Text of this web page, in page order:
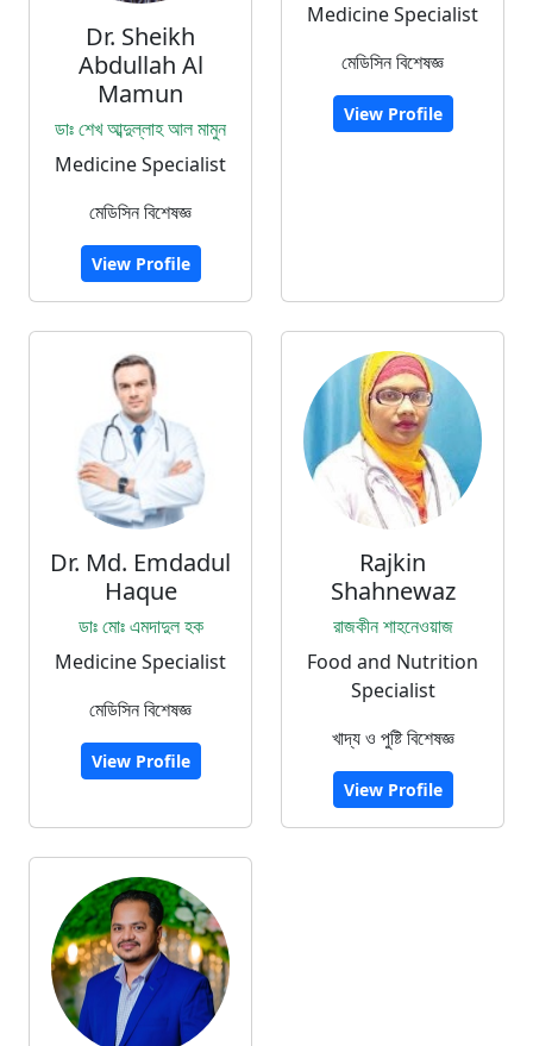
Dr. Sheikh
Abdullah Al
Mamun
ডাঃ শেখ আব্দুল্লাহ আল মামুন
Medicine Specialist
মেডিসিন বিশেষজ্ঞ
View Profile
Medicine Specialist
মেডিসিন বিশেষজ্ঞ
View Profile
Dr. Md. Emdadul
Haque
ডাঃ মোঃ এমদাদুল হক
Medicine Specialist
মেডিসিন বিশেষজ্ঞ
View Profile
Rajkin
Shahnewaz
রাজকীন শাহনেওয়াজ
Food and Nutrition
Specialist
খাদ্য ও পুষ্টি বিশেষজ্ঞ
View Profile